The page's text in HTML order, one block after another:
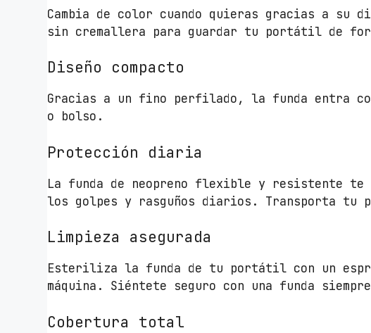
t
á
e
t
a
.
1
Cambia de color cuando quieras gracias a su
sin cremallera para guardar tu portátil de
Diseño compacto
Gracias a un fino perfilado, la funda entra
o bolso.
Protección diaria
La funda de neopreno flexible y resistente te
los golpes y rasguños diarios. Transporta
Limpieza asegurada
Esteriliza la funda de tu portátil con un
máquina. Siéntete seguro con una funda
Cobertura total